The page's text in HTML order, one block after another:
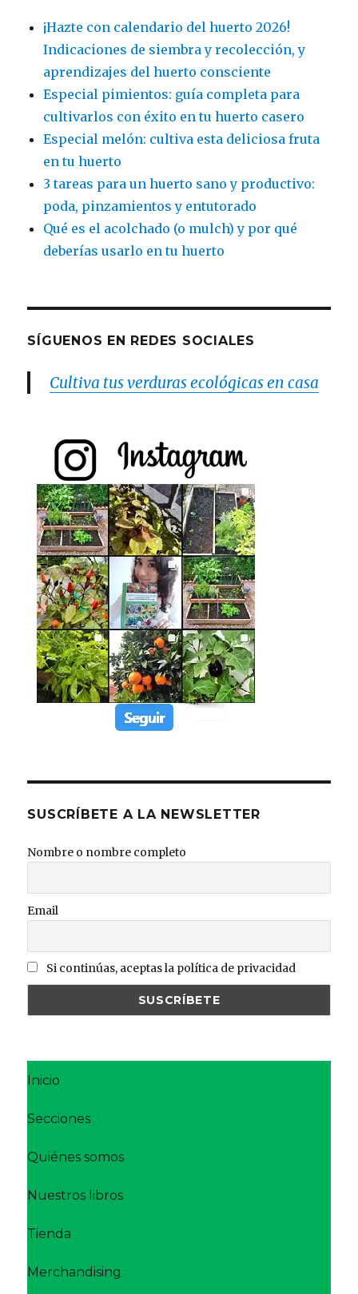
¡Hazte con calendario del huerto 2026!
Indicaciones de siembra y recolección, y
aprendizajes del huerto consciente
Especial pimientos: guía completa para
cultivarlos con éxito en tu huerto casero
Especial melón: cultiva esta deliciosa fruta
en tu huerto
3 tareas para un huerto sano y productivo:
poda, pinzamientos y entutorado
Qué es el acolchado (o mulch) y por qué
deberías usarlo en tu huerto
SÍGUENOS EN REDES SOCIALES
Cultiva tus verduras ecológicas en casa
SUSCRÍBETE A LA NEWSLETTER
Nombre o nombre completo
Email
Si continúas, aceptas la política de privacidad
Inicio
Secciones
Quiénes somos
Nuestros libros
Tienda
Merchandising